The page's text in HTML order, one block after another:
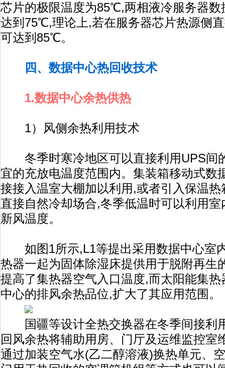
芯片的极限温度为85℃,两相液冷服务器数
达到75℃,理论上,若在服务器芯片热源侧
可达到85℃。
四、数据中心热回收技术
1.数据中心余热供热
1）风侧余热利用技术
冬季时寒冷地区可以直接利用UPS间
宜的充放电温度范围内。集装箱移动式数
接接入温室大棚加以利用,或者引入保温
直接自然冷却场合,冬季低温时可以利用
新风温度。
如图1所示,L1等提出采用数据中心室
热器一起为固体除湿床提供用于脱附再生
提高了集热器空气入口温度,而太阳能集
中心的排风余热品位,扩大了其应用范围。
国疆等设计全热交换器在冬季间接利
回风余热将辅助用房、门厅及运维监控室
通过加装空气水(乙二醇溶液)换热单元、